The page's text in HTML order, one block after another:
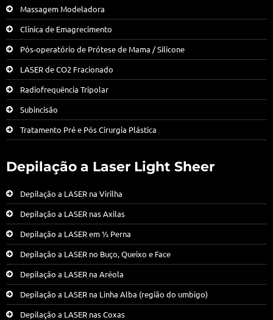
Massagem Modeladora
Clínica de Emagrecimento
Pós-operatório de Prótese de Mama / Silicone
LASER de CO2 Fracionado
Radiofrequência Tripolar
Subincisão
Tratamento Pré e Pós Cirurgia Plástica
Depilação a Laser Light Sheer
Depilação a LASER na Virilha
Depilação a LASER nas Axilas
Depilação a LASER em ½ Perna
Depilação a LASER no Buço, Queixo e Face
Depilação a LASER na Aréola
Depilação a LASER na Linha Alba (região do umbigo)
Depilação a LASER nas Coxas